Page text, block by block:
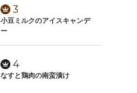
3
小豆ミルクのアイスキャンデ
ー
4
なすと鶏肉の南蛮漬け